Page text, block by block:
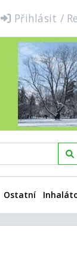
Přihlásit /
Ostatní